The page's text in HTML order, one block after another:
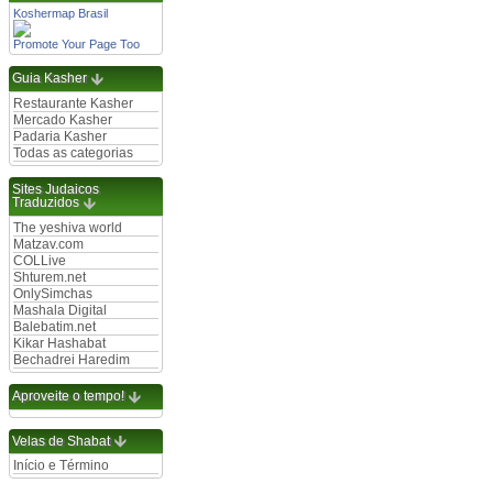
Koshermap Brasil
Promote Your Page Too
Guia Kasher
Restaurante Kasher
Mercado Kasher
Padaria Kasher
Todas as categorias
Sites Judaicos
Traduzidos
The yeshiva world
Matzav.com
COLLive
Shturem.net
OnlySimchas
Mashala Digital
Balebatim.net
Kikar Hashabat
Bechadrei Haredim
Aproveite o tempo!
Velas de Shabat
Início e Término